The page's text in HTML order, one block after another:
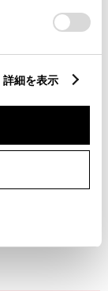
詳細を表示